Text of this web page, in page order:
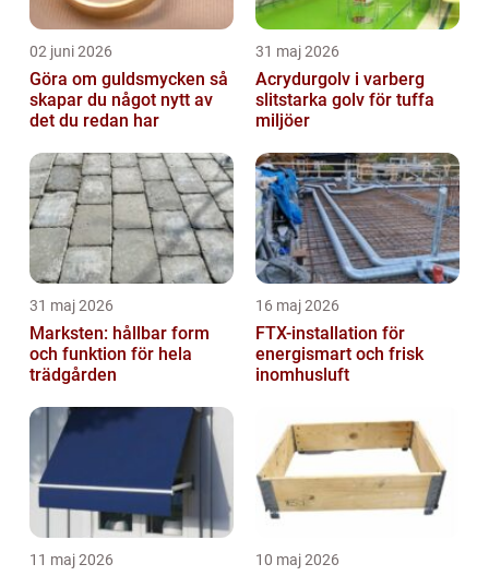
02 juni 2026
Göra om guldsmycken så
skapar du något nytt av
det du redan har
31 maj 2026
Acrydurgolv i varberg
slitstarka golv för tuffa
miljöer
31 maj 2026
Marksten: hållbar form
och funktion för hela
trädgården
16 maj 2026
FTX-installation för
energismart och frisk
inomhusluft
11 maj 2026 10 maj 2026